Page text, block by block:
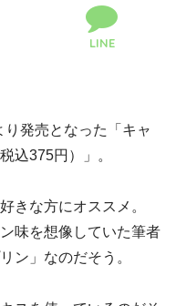
LINE
発売となった「キャ
込375円）」。
きな方にオススメ。
味を想像していた筆者
ン」なのだそう。